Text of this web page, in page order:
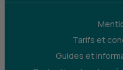
Tarifs et
Guides et